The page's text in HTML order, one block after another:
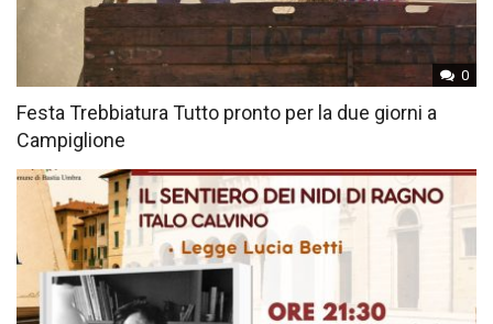
0
Festa Trebbiatura Tutto pronto per la due giorni a
Campiglione